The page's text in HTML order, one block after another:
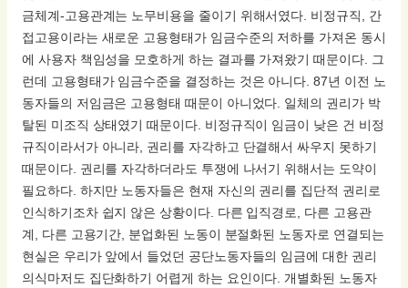
금체계-고용관계는 노무비용을 줄이기 위해서였다. 비정규직, 간
접고용이라는 새로운 고용형태가 임금수준의 저하를 가져온 동시
에 사용자 책임성을 모호하게 하는 결과를 가져왔기 때문이다. 그
런데 고용형태가 임금수준을 결정하는 것은 아니다. 87년 이전 노
동자들의 저임금은 고용형태 때문이 아니었다. 일체의 권리가 박
탈된 미조직 상태였기 때문이다. 비정규직이 임금이 낮은 건 비정
규직이라서가 아니라, 권리를 자각하고 단결해서 싸우지 못하기
때문이다. 권리를 자각하더라도 투쟁에 나서기 위해서는 도약이
필요하다. 하지만 노동자들은 현재 자신의 권리를 집단적 권리로
인식하기조차 쉽지 않은 상황이다. 다른 입직경로, 다른 고용관
계, 다른 고용기간, 분업화된 노동이 분절화된 노동자로 연결되는
현실은 우리가 앞에서 들었던 공단노동자들의 임금에 대한 권리
의식마저도 집단화하기 어렵게 하는 요인이다. 개별화된 노동자